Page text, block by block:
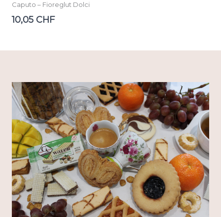
Caputo – Fioreglut Dolci
10,05 CHF